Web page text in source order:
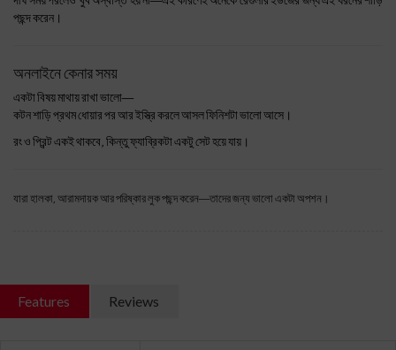
পছন্দ করেন।
অনলাইনে কেনার সময়
একটা বিষয় মাথায় রাখা ভালো—
কটন শাড়ি প্রথম ধোয়ার পর আর ইস্ত্রি করলে আসল ফিনিশটা ভালো আসে।
রং ও প্রিন্ট একই থাকবে, কিন্তু ফ্যাব্রিকটা একটু সেট হয়ে যায়।
যারা হালকা, আরামদায়ক আর পরিষ্কার লুক পছন্দ করেন—তাদের জন্য ভালো একটা অপশন।
Features Reviews